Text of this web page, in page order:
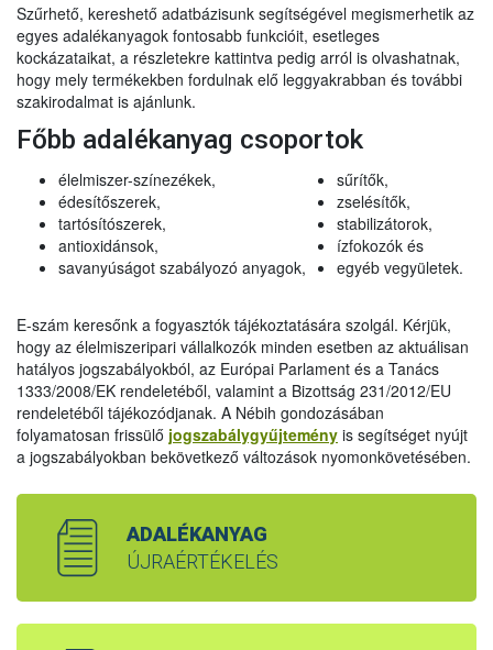
Szűrhető, kereshető adatbázisunk segítségével megismerhetik az
egyes adalékanyagok fontosabb funkcióit, esetleges
kockázataikat, a részletekre kattintva pedig arról is olvashatnak,
hogy mely termékekben fordulnak elő leggyakrabban és további
szakirodalmat is ajánlunk.
Főbb adalékanyag csoportok
élelmiszer-színezékek,
édesítőszerek,
tartósítószerek,
antioxidánsok,
savanyúságot szabályozó anyagok,
sűrítők,
zselésítők,
stabilizátorok,
ízfokozók és
egyéb vegyületek.
E-szám keresőnk a fogyasztók tájékoztatására szolgál. Kérjük,
hogy az élelmiszeripari vállalkozók minden esetben az aktuálisan
hatályos jogszabályokból, az Európai Parlament és a Tanács
1333/2008/EK rendeletéből, valamint a Bizottság 231/2012/EU
rendeletéből tájékozódjanak. A Nébih gondozásában
folyamatosan frissülő jogszabálygyűjtemény is segítséget nyújt
a jogszabályokban bekövetkező változások nyomonkövetésében.
ADALÉKANYAG
ÚJRAÉRTÉKELÉS